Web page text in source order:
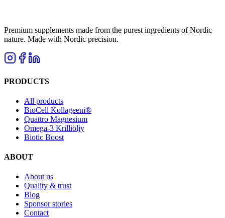
Premium supplements made from the purest ingredients of Nordic
nature. Made with Nordic precision.
PRODUCTS
All products
BioCell Kollageeni®
Quattro Magnesium
Omega-3 Krilliöljy
Biotic Boost
ABOUT
About us
Quality & trust
Blog
Sponsor stories
Contact